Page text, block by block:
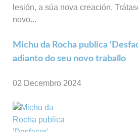
lesión, a súa nova creación.
novo...
Michu da Rocha publica
adianto do seu novo traballo
02 Decembro 2024